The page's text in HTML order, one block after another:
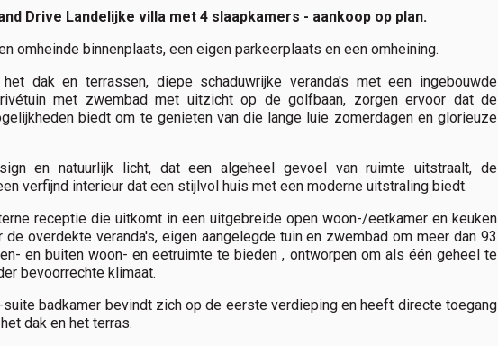
Drive Landelijke villa met 4 slaapkamers - aankoop op plan.
omheinde binnenplaats, een eigen parkeerplaats en een omheining.
dak en terrassen, diepe schaduwrijke veranda's met een ingebouwde
met zwembad met uitzicht op de golfbaan, zorgen ervoor dat de
biedt om te genieten van die lange luie zomerdagen en glorieuze
en natuurlijk licht, dat een algeheel gevoel van ruimte uitstraalt, de
verfijnd interieur dat een stijlvol huis met een moderne uitstraling biedt.
receptie die uitkomt in een uitgebreide open woon-/eetkamer en keuken
overdekte veranda's, eigen aangelegde tuin en zwembad om meer dan 93
en buiten woon- en eetruimte te bieden , ontworpen om als één geheel te
bevoorrechte klimaat.
badkamer bevindt zich op de eerste verdieping en heeft directe toegang
dak en het terras.